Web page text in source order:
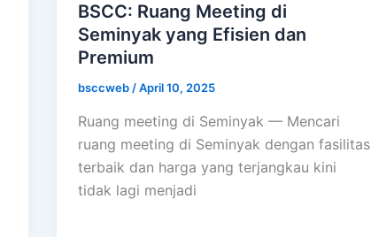
BSCC: Ruang Meeting di
Seminyak yang Efisien dan
Premium
bsccweb /April 10, 2025
Ruang meeting di Seminyak — Mencari
ruang meeting di Seminyak dengan fasilitas
terbaik dan harga yang terjangkau kini
tidak lagi menjadi